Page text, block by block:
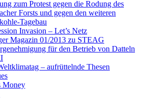
zum Protest gegen die Rodung des
Forsts und gegen den weiteren
Tagebau
Invasion – Let’s Netz
Magazin 01/2013 zu STEAG
für den Betrieb von Datteln
– aufrüttelnde Thesen
Money